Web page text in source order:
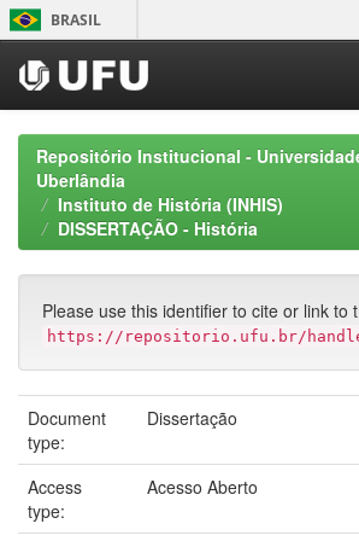
Skip
navigation
BRASIL
Repositório Institucional -
Uberlândia
Instituto de História (INHIS)
DISSERTAÇÃO - História
Please use this identifier to cite or link to
https://repositorio.ufu.br/handle/
Document
type:
Dissertação
Access
type:
Acesso Aberto